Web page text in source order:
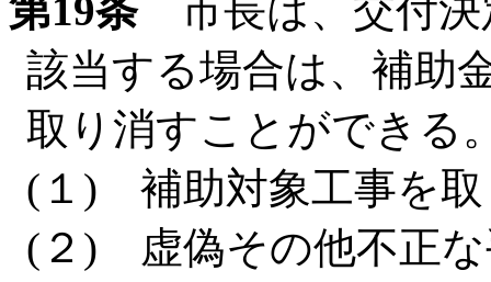
第19条市長は、交付決
該当する場合は、補助
取り消すことができる
(１) 補助対象工事を取
(２) 虚偽その他不正な